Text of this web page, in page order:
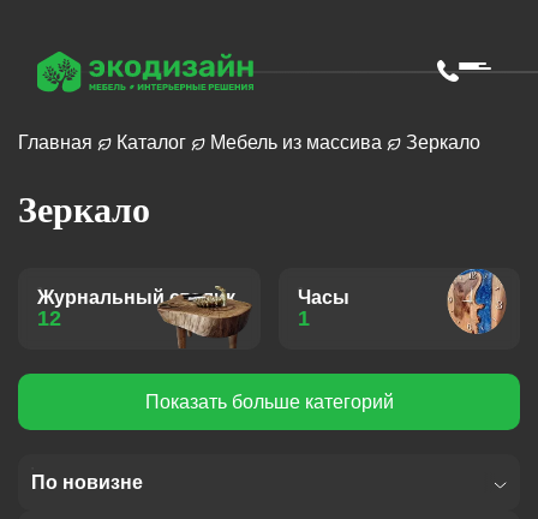
Главная Каталог Мебель из массива Зеркало
Зеркало
Журнальный столик
12
Часы
1
Показать больше категорий
По новизне